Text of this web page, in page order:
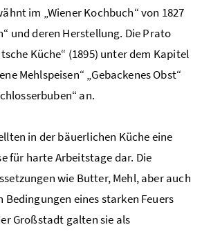
im „Wiener Kochbuch“ von 1827
und deren Herstellung. Die Prato
Küche“ (1895) unter dem Kapitel
Mehlspeisen“ „Gebackenes Obst“
an.
in der bäuerlichen Küche eine
für harte Arbeitstage dar. Die
wie Butter, Mehl, aber auch
eines starken Feuers
Großstadt galten sie als